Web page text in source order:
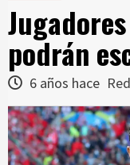
podrán
6 años hace